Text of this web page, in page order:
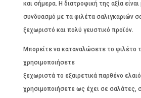
και σήμερα. Η διατροφική της αξία
συνδυασμό με τα φιλέτα σαλιγκαριών
ξεχωριστό και πολύ γευστικό προϊόν.
Μπορείτε να καταναλώσετε το φιλέτο
χρησιμοποιήσετε
ξεχωριστά το εξαιρετικά παρθένο
χρησιμοποιήσετε ως έχει σε σαλάτες,